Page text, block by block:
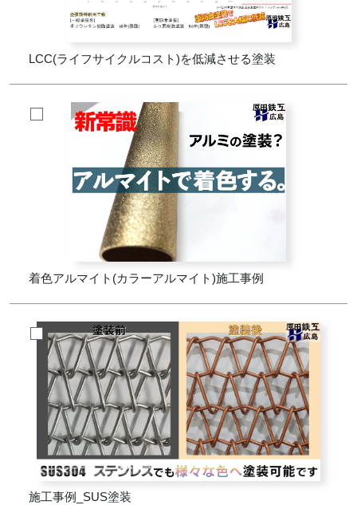
LCC(ライフサイクルコスト)を低減させる塗装
着色アルマイト(カラーアルマイト)施工事例
施工事例_SUS塗装